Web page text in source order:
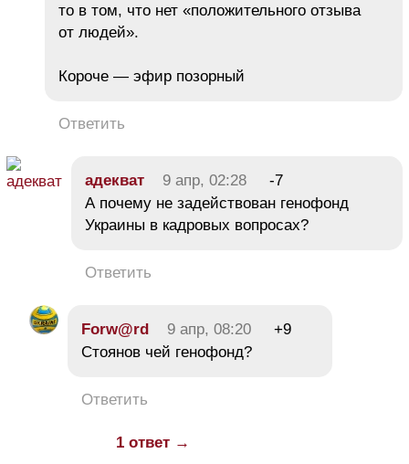
то в том, что нет «положительного отзыва
от людей».
Короче — эфир позорный
Ответить
адекват 9 апр, 02:28
-7
А почему не задействован генофонд
Украины в кадровых вопросах?
Ответить
Forw@rd 9 апр, 08:20
+9
Стоянов чей генофонд?
Ответить
1 ответ →